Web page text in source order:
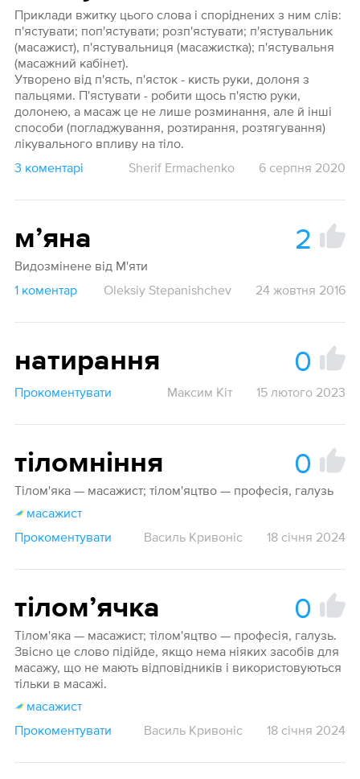
Приклади вжитку цього слова і споріднених з ним слів:
п'ястувати; поп'ястувати; розп'ястувати; п'ястувальник
(масажист), п'ястувальниця (масажистка); п'ястувальня
(масажний кабінет).
Утворено від п'ясть, п'ясток - кисть руки, долоня з
пальцями. П'ястувати - робити щось п'ястю руки,
долонею, а масаж це не лише розминання, але й інші
способи (погладжування, розтирання, розтягування)
лікувального впливу на тіло.
3 коментарі
Sherif Ermachenko 6 серпня 2020
мʼяна 2
Видозмінене від М'яти
1 коментар
Oleksiy Stepanishchev 24 жовтня 2016
натирання 0
Прокоментувати Максим Кіт 15 лютого 2023
тіломніння 0
Тілом'яка — масажист; тілом'яцтво — професія, галузь
масажист
Прокоментувати
Василь Кривоніс 18 січня 2024
тіломʼячка 0
Тілом'яка — масажист; тілом'яцтво — професія, галузь.
Звісно це слово підійде, якщо нема ніяких засобів для
масажу, що не мають відповідників і використовуються
тільки в масажі.
масажист
Прокоментувати
Василь Кривоніс 18 січня 2024